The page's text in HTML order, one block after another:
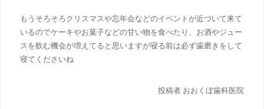
もうそろそろクリスマスや忘年会などのイベントが近づいて来て
いるのでケーキやお菓子などの甘い物を食べたり、お酒やジュー
スを飲む機会が増えてると思いますが寝る前は必ず歯磨きをして
寝てくださいね
投稿者 おおくぼ歯科医院